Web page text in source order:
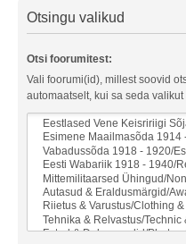
Otsingu valikud
Otsi foorumitest:
Vali foorumi(id), millest soovid
automaatselt, kui sa seda